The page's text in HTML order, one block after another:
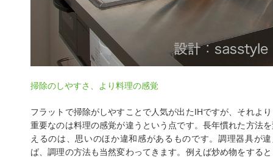
掃除のしやすさ、より料理の感覚
フラットで掃除がしやすことで人気が出たIHですが、それよ
重要なのは料理の感覚が違うという点です。長年慣れた方法
えるのは、思いのほか違和感があるものです。調理器具が違
ば、調理の方法も当然変わってきます。例えば炒め物をする